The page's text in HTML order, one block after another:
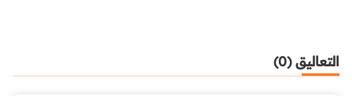
التعاليق (0)